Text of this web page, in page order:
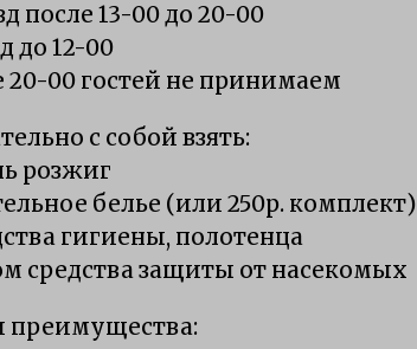
после 13-00 до 20-00
до 12-00
20-00 гостей не принимаем
с собой взять:
розжиг
белье (или 250р. комплект)
гигиены, полотенца
средства защиты от насекомых
преимущества: